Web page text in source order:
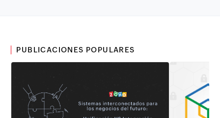
PUBLICACIONES POPULARES